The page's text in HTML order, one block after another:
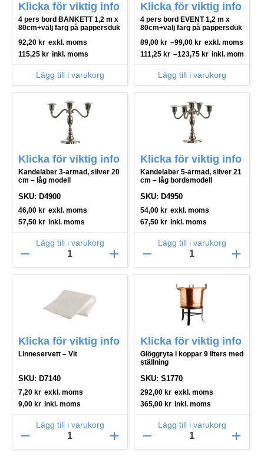
Klicka för viktig info
4 pers bord BANKETT 1,2 m x
80cm+välj färg på pappersduk
92,20 kr exkl. moms
115,25 kr inkl. moms
Lägg till i varukorg
Klicka för viktig info
4 pers bord EVENT 1,2 m x
80cm+välj färg på pappersduk
89,00 kr –99,00 kr exkl. moms
111,25 kr –123,75 kr inkl. moms
Lägg till i varukorg
Klicka för viktig info
Kandelaber 3-armad, silver 20
cm – låg modell
SKU: D4900
46,00 kr exkl. moms
57,50 kr inkl. moms
Lägg till i varukorg
remove add
Klicka för viktig info
Kandelaber 5-armad, silver 21
cm – låg bordsmodell
SKU: D4950
54,00 kr exkl. moms
67,50 kr inkl. moms
Lägg till i varukorg
remove add
Klicka för viktig info
Linneservett – Vit
SKU: D7140
7,20 kr exkl. moms
9,00 kr inkl. moms
Lägg till i varukorg
remove add
Klicka för viktig info
Glöggryta i koppar 9 liters med
ställning
SKU: S1770
292,00 kr exkl. moms
365,00 kr inkl. moms
Lägg till i varukorg
remove add